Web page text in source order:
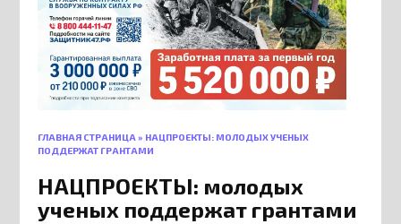
ГЛАВНАЯ СТРАНИЦА » НАЦПРОЕКТЫ: МОЛОДЫХ УЧЕНЫХ
ПОДДЕРЖАТ ГРАНТАМИ
НАЦПРОЕКТЫ: молодых
ученых поддержат грантами